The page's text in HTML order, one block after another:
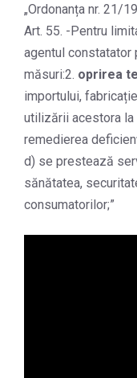
„Ordonanța nr. 21/
Art. 55. -Pentru
agentul constatator
măsuri:2. oprirea
importului,
utilizării acestora la
remedierea
d) se prestează
sănătatea,
consumatorilor;”